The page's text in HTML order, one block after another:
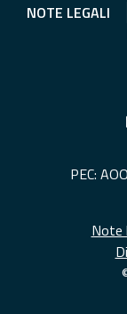
NOTE LEGALI
PEC:
Note